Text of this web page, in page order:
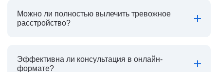
Можно ли полностью вылечить тревожное
расстройство?
Эффективна ли консультация в онлайн-
формате?